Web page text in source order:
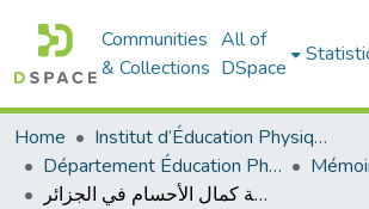
Communities
& Collections
All of
DSpace
Home
Institut d’Éducation Physique et Sportive
Département Éducation Physique et Sportive (EPS)
دراسة مقارنة بين متناولي المنشطات و المتغذين طبيعيا في رياضة كمال الأجسام: دراسة تجريبية أجريت على بعض لاعبين النخبة لرياضة كمال الأحسام في الجزائر